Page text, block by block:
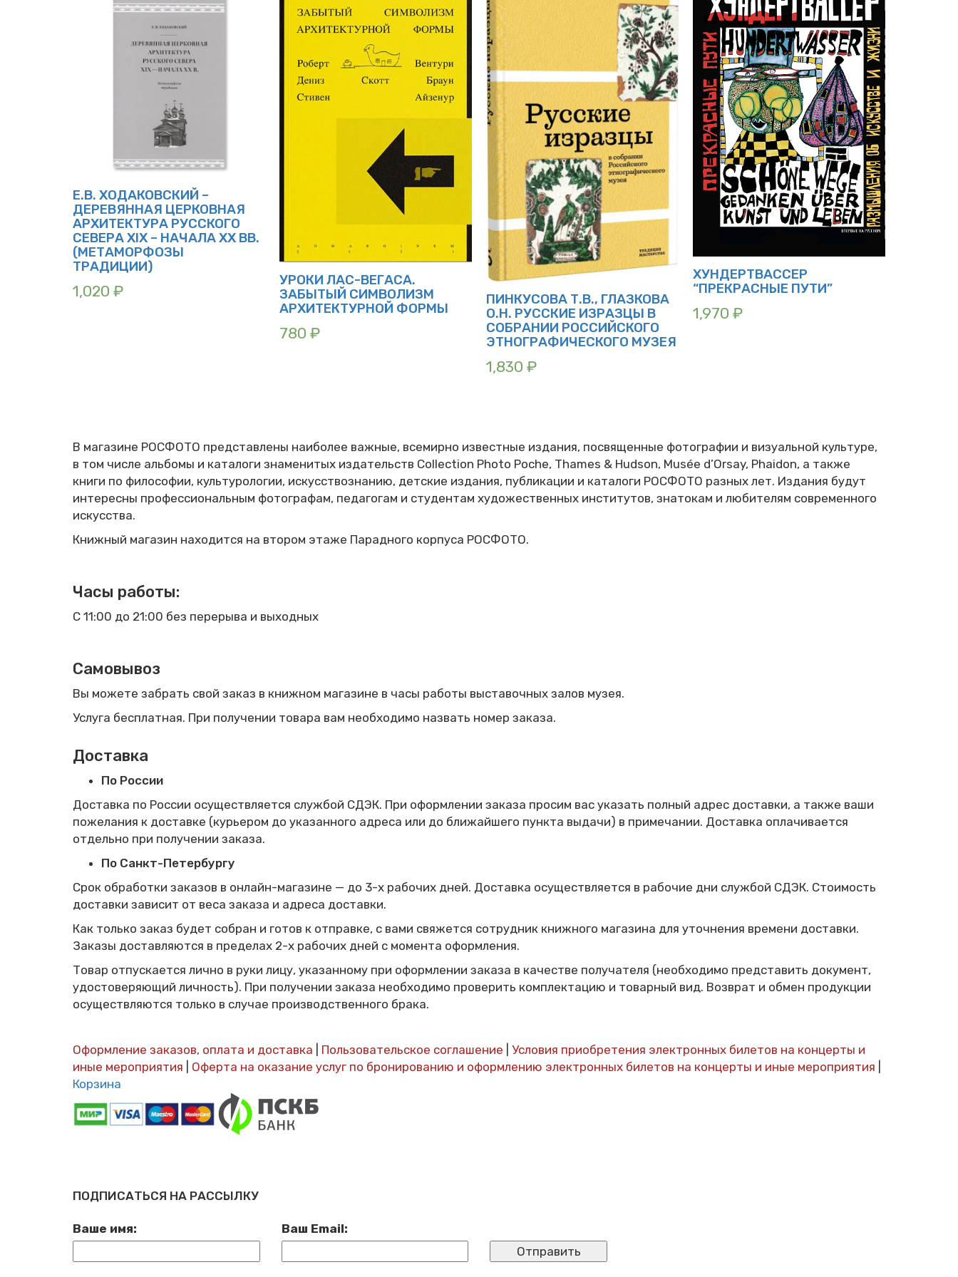
Е.В. ХОДАКОВСКИЙ –
ДЕРЕВЯННАЯ ЦЕРКОВНАЯ
АРХИТЕКТУРА РУССКОГО
СЕВЕРА XIX – НАЧАЛА XX ВВ.
(МЕТАМОРФОЗЫ
ТРАДИЦИИ)
1,020 ₽
УРОКИ ЛАС-ВЕГАСА.
ЗАБЫТЫЙ СИМВОЛИЗМ
АРХИТЕКТУРНОЙ ФОРМЫ
780 ₽
ПИНКУСОВА Т.В., ГЛАЗКОВА
О.Н. РУССКИЕ ИЗРАЗЦЫ В
СОБРАНИИ РОССИЙСКОГО
ЭТНОГРАФИЧЕСКОГО МУЗЕЯ
1,830 ₽
ХУНДЕРТВАССЕР
“ПРЕКРАСНЫЕ ПУТИ”
1,970 ₽
В магазине РОСФОТО представлены наиболее важные, всемирно известные издания, посвященные фотографии и визуальной культуре,
в том числе альбомы и каталоги знаменитых издательств Collection Photo Poche, Thames & Hudson, Musée d’Orsay, Phaidon, а также
книги по философии, культурологии, искусствознанию, детские издания, публикации и каталоги РОСФОТО разных лет. Издания будут
интересны профессиональным фотографам, педагогам и студентам художественных институтов, знатокам и любителям современного
искусства.
Книжный магазин находится на втором этаже Парадного корпуса РОСФОТО.
Часы работы:
С 11:00 до 21:00 без перерыва и выходных
Самовывоз
Вы можете забрать свой заказ в книжном магазине в часы работы выставочных залов музея.
Услуга бесплатная. При получении товара вам необходимо назвать номер заказа.
Доставка
По России
Доставка по России осуществляется службой СДЭК. При оформлении заказа просим вас указать полный адрес доставки, а также ваши
пожелания к доставке (курьером до указанного адреса или до ближайшего пункта выдачи) в примечании. Доставка оплачивается
отдельно при получении заказа.
По Санкт-Петербургу
Срок обработки заказов в онлайн-магазине — до 3-х рабочих дней. Доставка осуществляется в рабочие дни службой СДЭК. Стоимость
доставки зависит от веса заказа и адреса доставки.
Как только заказ будет собран и готов к отправке, с вами свяжется сотрудник книжного магазина для уточнения времени доставки.
Заказы доставляются в пределах 2-х рабочих дней с момента оформления.
Товар отпускается лично в руки лицу, указанному при оформлении заказа в качестве получателя (необходимо представить документ,
удостоверяющий личность). При получении заказа необходимо проверить комплектацию и товарный вид. Возврат и обмен продукции
осуществляются только в случае производственного брака.
Оформление заказов, оплата и доставка Пользовательское соглашение
Условия приобретения электронных билетов на концерты и
иные мероприятия
Оферта на оказание услуг по бронированию и оформлению электронных билетов на концерты и иные мероприятия
Корзина
ПОДПИСАТЬСЯ НА РАССЫЛКУ
Ваше имя: Ваш Email: